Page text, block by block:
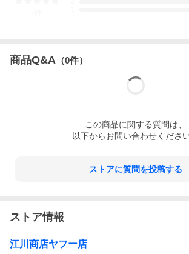
商品Q&A （0件）
この商品に関する質問は、
以下からお問い合わせください
ストアに質問を投稿する
ストア情報
江川商店ヤフー店